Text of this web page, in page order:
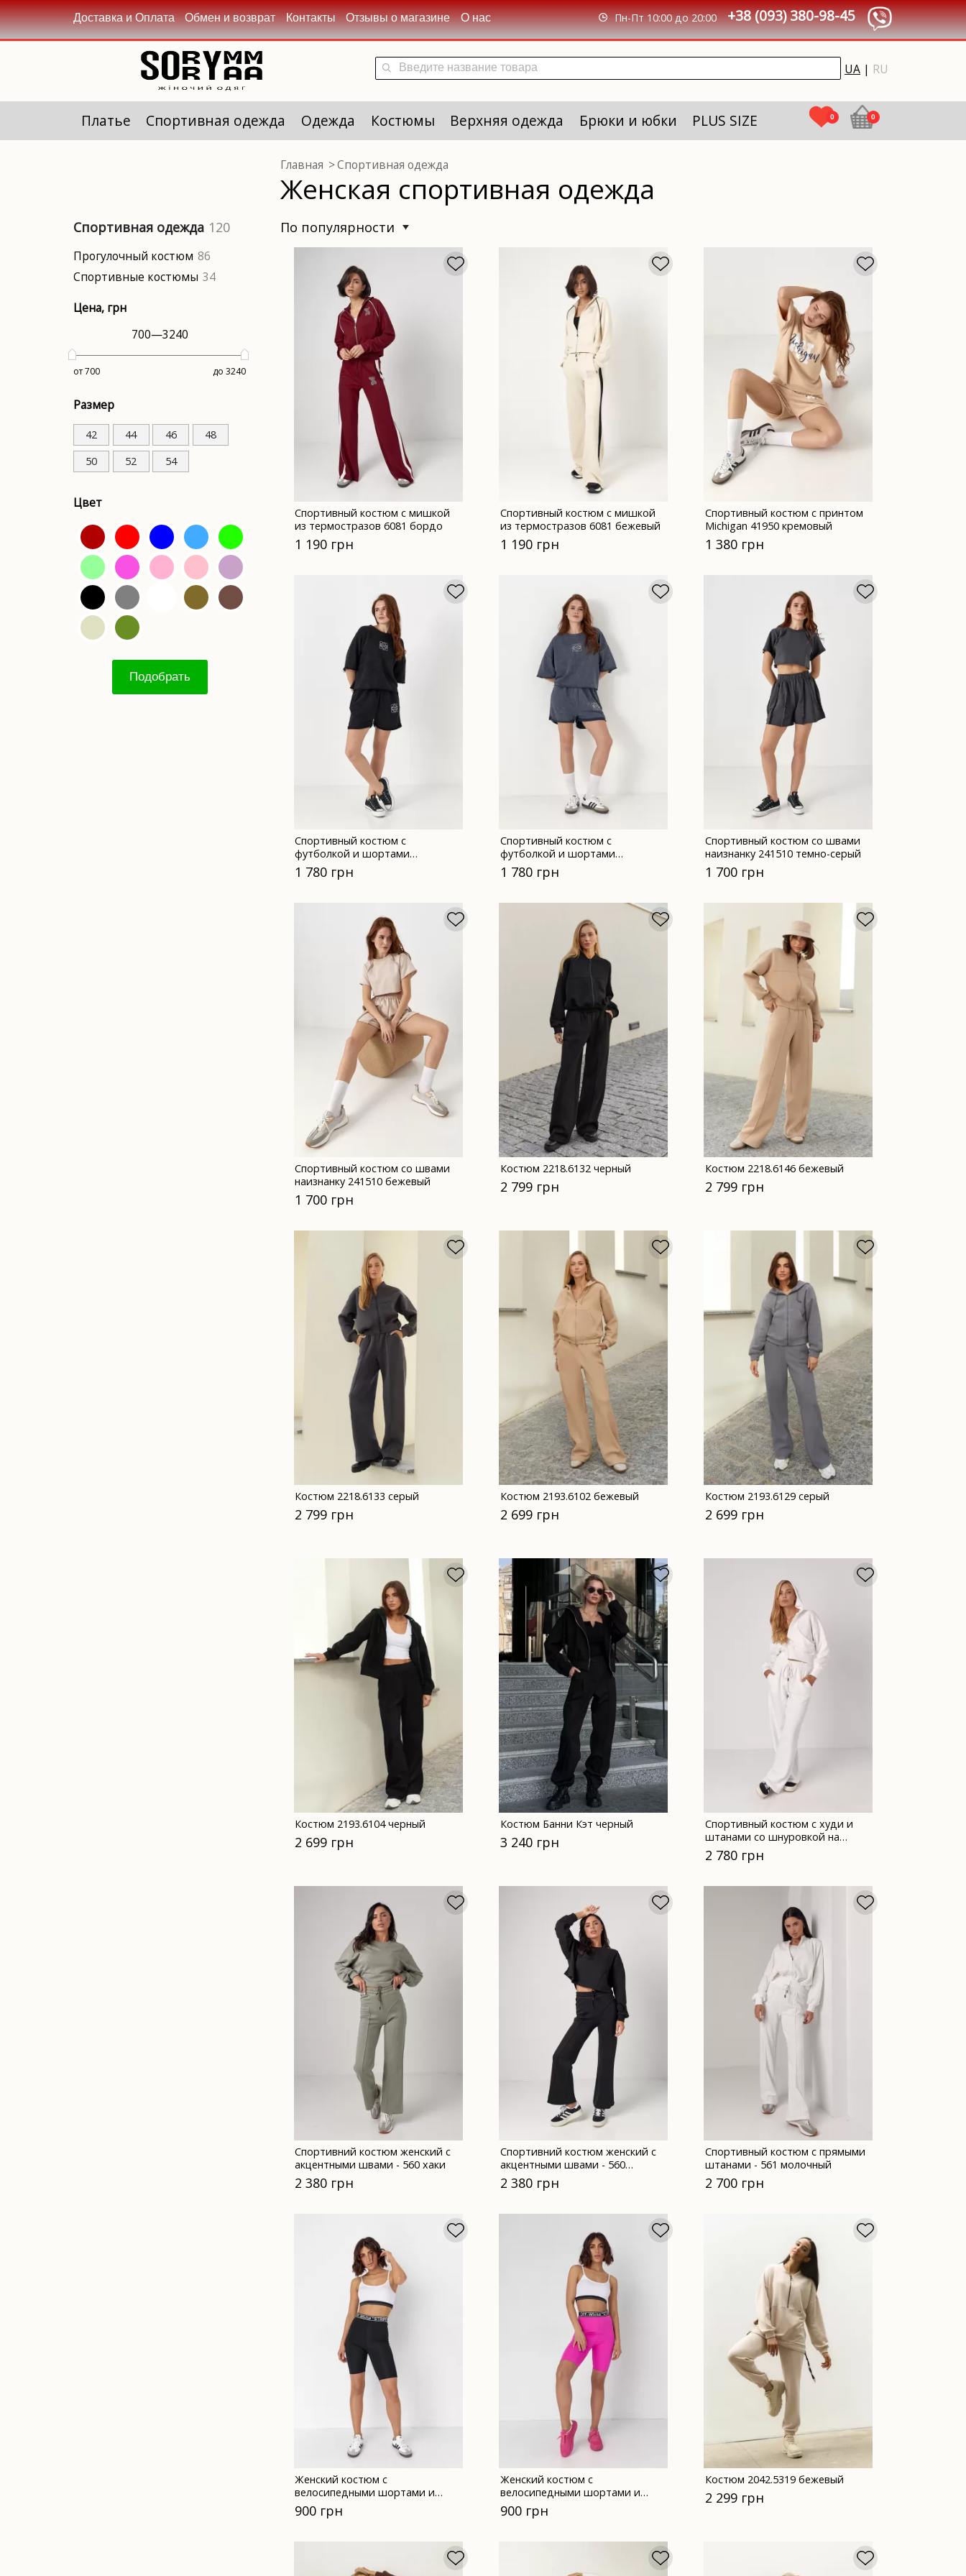
Доставка и Оплата Обмен и возврат Контакты Отзывы о магазине О нас +38 (093) 380-98-45
Пн-Пт 10:00 до 20:00
UA | RU
Платье Спортивная одежда Одежда Костюмы Верхняя одежда Брюки и юбки PLUS SIZE 0 0
Главная Спортивная одежда
Женская спортивная одежда
Спортивная одежда 120
Прогулочный костюм 86
Спортивные костюмы 34
по популярности
Цена, грн
700—3240
от 700 до 3240
Размер
42 44 46
48
50
52 54
Цвет
Подобрать
Спортивный костюм с мишкой
из термостразов 6081 бордо
1 190 грн
Спортивный костюм с мишкой
из термостразов 6081 бежевый
1 190 грн
Спортивный костюм с принтом
Michigan 41950 кремовый
1 380 грн
Спортивный костюм с
футболкой и шортами
свободного кроя 332210
черный
1 780 грн
Спортивный костюм с
футболкой и шортами
свободного кроя 332210 серый
1 780 грн
Спортивный костюм со швами
наизнанку 241510 темно-серый
1 700 грн
Спортивный костюм со швами
наизнанку 241510 бежевый
1 700 грн
Костюм 2218.6132 черный
2 799 грн
Костюм 2218.6146 бежевый
2 799 грн
Костюм 2218.6133 серый
2 799 грн
Костюм 2193.6102 бежевый
2 699 грн
Костюм 2193.6129 серый
2 699 грн
Костюм 2193.6104 черный
2 699 грн
Костюм Банни Кэт черный
3 240 грн
Спортивный костюм с худи и
штанами со шнуровкой на
поясе - 0573 молочный
2 780 грн
Спортивний костюм женский с
акцентными швами - 560 хаки
2 380 грн
Спортивний костюм женский с
акцентными швами - 560
черный
2 380 грн
Спортивный костюм с прямыми
штанами - 561 молочный
2 700 грн
Женский костюм с
велосипедными шортами и
топом - 26951 черный
900 грн
Женский костюм с
велосипедными шортами и
топом - 26951 фуксия
900 грн
Костюм 2042.5319 бежевый
2 299 грн